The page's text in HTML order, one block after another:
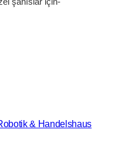
& Handelshaus